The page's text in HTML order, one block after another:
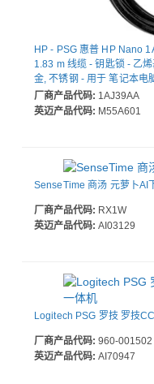
HP - PSG 惠普 HP Nano
1.83 m 线缆 - 钥匙锁 - 乙
金, 不锈钢 - 用于 笔记本电
厂商产品代码: 1AJ39AA
英迈产品代码: M55A601
SenseTime 商汤 元萝卜AI
厂商产品代码: RX1W
英迈产品代码: AI03129
Logitech PSG 罗技 罗技
厂商产品代码: 960-001502
英迈产品代码: AI70947